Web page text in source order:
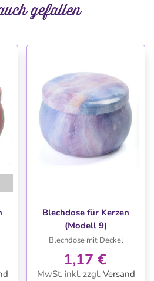
gefallen
Blechdose für Kerzen
(Modell 9)
Blechdose mit Deckel
1,17 €
MwSt. inkl. zzgl. Versand